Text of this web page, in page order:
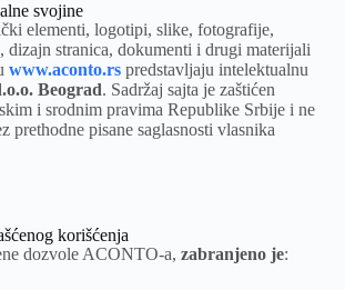
svojine
elementi, logotipi, slike, fotografije,
dizajn stranica, dokumenti i drugi materijali
www.aconto.rspredstavljaju intelektualnu
Beograd. Sadržaj sajta je zaštićen
i srodnim pravima Republike Srbije i ne
prethodne pisane saglasnosti vlasnika
korišćenja
dozvole ACONTO-a, zabranjeno je: